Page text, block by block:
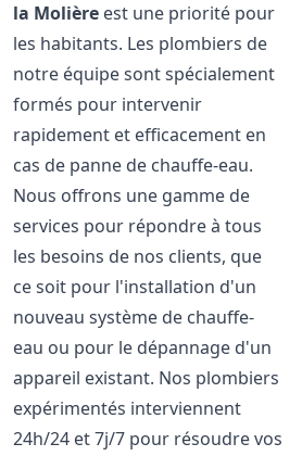
la Molière est une priorité pour
les habitants. Les plombiers de
notre équipe sont spécialement
formés pour intervenir
rapidement et efficacement en
cas de panne de chauffe-eau.
Nous offrons une gamme de
services pour répondre à tous
les besoins de nos clients, que
ce soit pour l'installation d'un
nouveau système de chauffe-
eau ou pour le dépannage d'un
appareil existant. Nos plombiers
expérimentés interviennent
24h/24 et 7j/7 pour résoudre vos